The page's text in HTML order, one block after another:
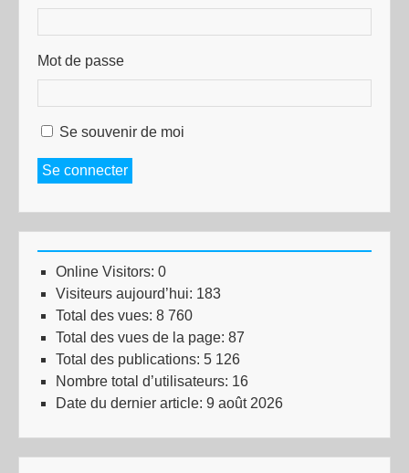
Mot de passe
Se souvenir de moi
Se connecter
Online Visitors: 0
Visiteurs aujourd’hui: 183
Total des vues: 8 760
Total des vues de la page: 87
Total des publications: 5 126
Nombre total d’utilisateurs: 16
Date du dernier article: 9 août 2026